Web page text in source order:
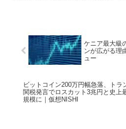
ケニア最大級
ンが広がる理
ュー
ビットコイン200万円幅急落、トラ
関税発言でロスカット3兆円と史上
規模に｜仮想NISHI